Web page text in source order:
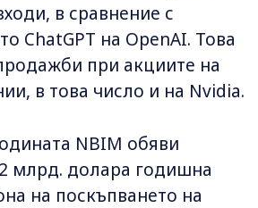
в сравнение с
ChatGPT на OpenAI. Това
при акциите на
в това число и на Nvidia.
NBIM обяви
млрд. долара годишна
на поскъпването на